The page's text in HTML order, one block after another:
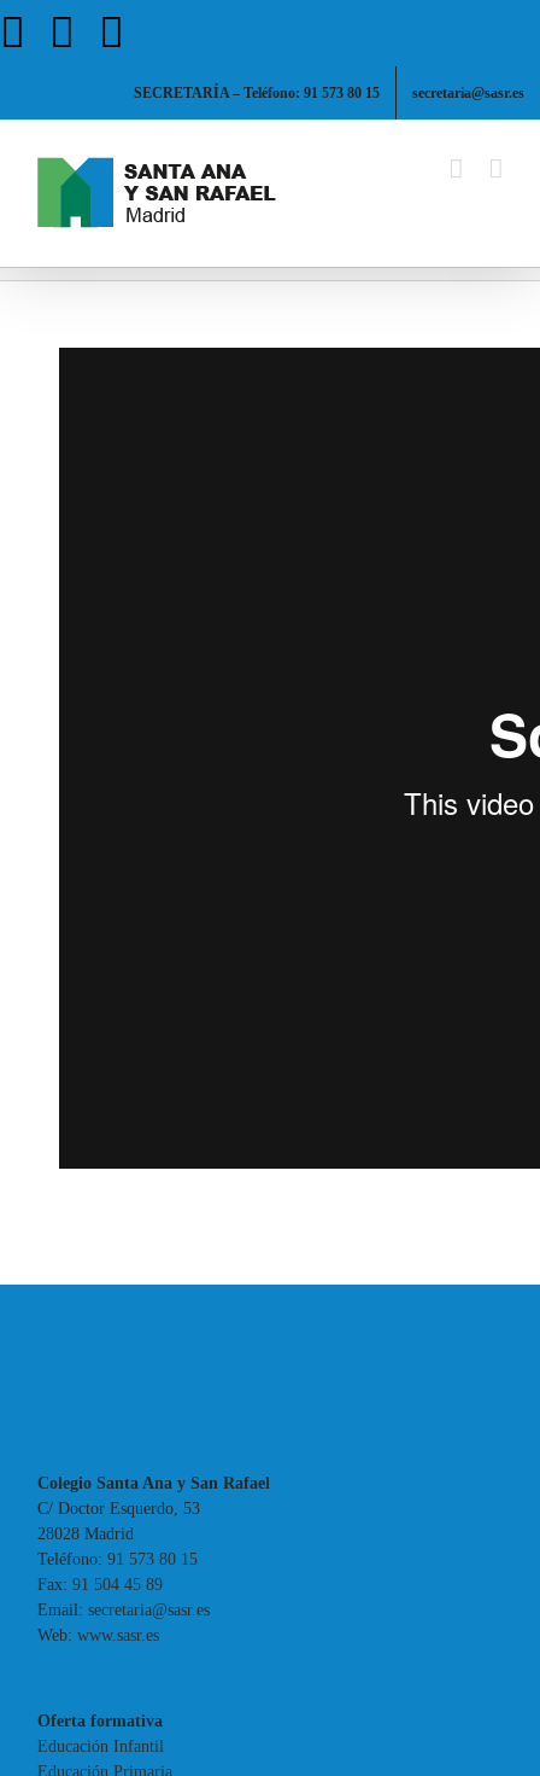
Facebook
X
SECRETARÍA – Teléfono: 91 573 80 15 secretaria@sasr.es
Colegio Santa Ana y San Rafael
C/ Doctor Esquerdo, 53
28028 Madrid
Teléfono:91 573 80 15
Fax:91 504 45 89
Email:secretaria@sasr.es
Web:www.sasr.es
Oferta formativa
Educación Infantil
Educación Primaria